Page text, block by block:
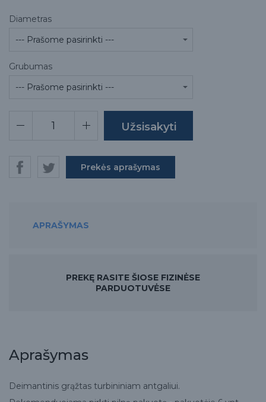
Diametras
Grubumas
Prekės aprašymas
APRAŠYMAS
PREKĘ RASITE ŠIOSE FIZINĖSE
PARDUOTUVĖSE
Aprašymas
Deimantinis grąžtas turbininiam antgaliui.